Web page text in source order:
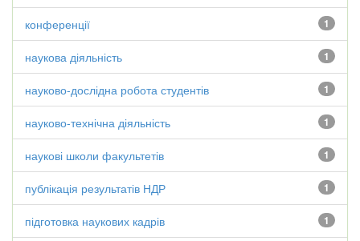
1
конференції
1
наукова діяльність
1
науково-дослідна робота студентів
1
науково-технічна діяльність
1
наукові школи факультетів
1
публікація результатів НДР
1
підготовка наукових кадрів